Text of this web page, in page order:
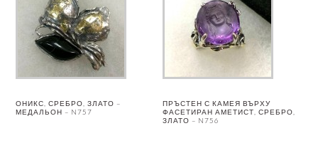
ОНИКС, СРЕБРО, ЗЛАТО –
МЕДАЛЬОН – N757
ПРЪСТЕН С КАМЕЯ ВЪРХУ
ФАСЕТИРАН АМЕТИСТ, СРЕБРО,
ЗЛАТО – N756